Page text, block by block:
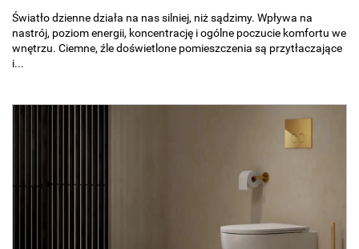
Światło dzienne działa na nas silniej, niż sądzimy. Wpływa na
nastrój, poziom energii, koncentrację i ogólne poczucie komfortu we
wnętrzu. Ciemne, źle doświetlone pomieszczenia są przytłaczające
i...